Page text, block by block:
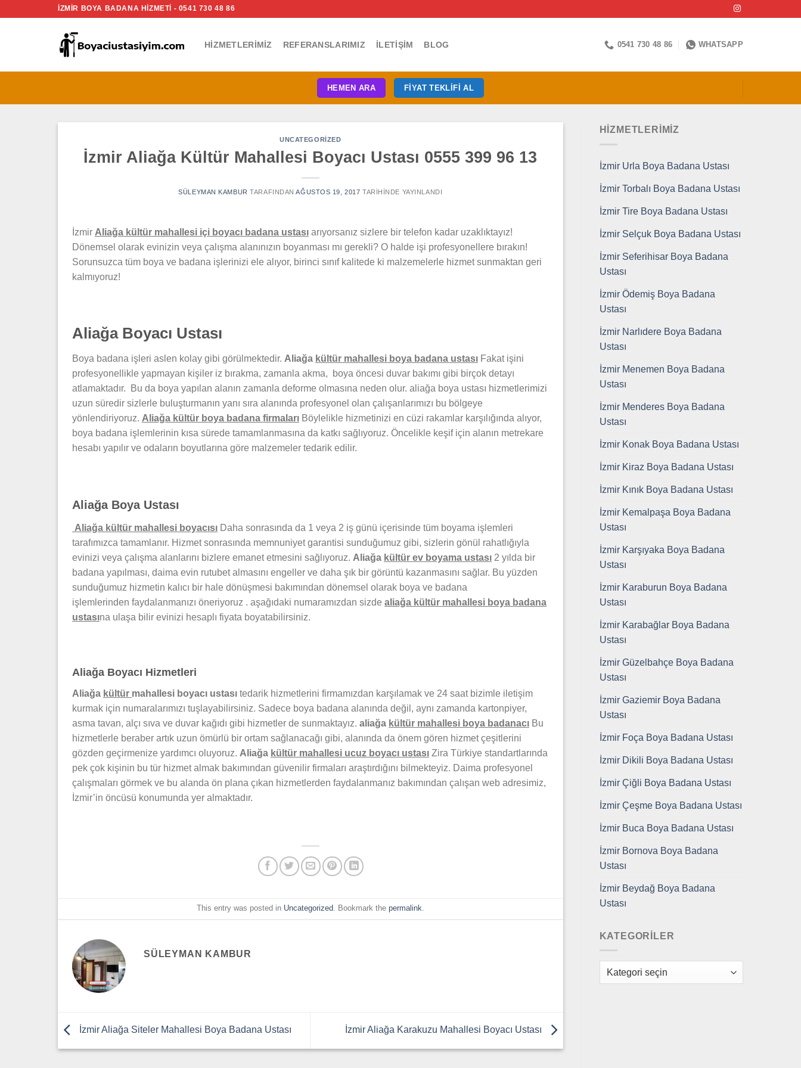
İZMİR BOYA BADANA HİZMETİ - 0541 730 48 86
HIZMETLERIMIZ REFERANSLARIMIZ İLETIŞIM BLOG 0541 730 48 86 WHATSAPP
HEMEN ARA FIYAT TEKLIFI AL
UNCATEGORIZED
İzmir Aliağa Kültür Mahallesi Boyacı Ustası 0555 399 96 13
SÜLEYMAN KAMBUR TARAFINDAN AĞUSTOS 19, 2017 TARIHINDE YAYINLANDI
İzmir Aliağa kültür mahallesi içi boyacı badana ustası arıyorsanız sizlere bir telefon kadar uzaklıktayız!
Dönemsel olarak evinizin veya çalışma alanınızın boyanması mı gerekli? O halde işi profesyonellere bırakın!
Sorunsuzca tüm boya ve badana işlerinizi ele alıyor, birinci sınıf kalitede ki malzemelerle hizmet sunmaktan geri
kalmıyoruz!
Aliağa Boyacı Ustası
Boya badana işleri aslen kolay gibi görülmektedir. Aliağa kültür mahallesi boya badana ustası Fakat işini
profesyonellikle yapmayan kişiler iz bırakma, zamanla akma, boya öncesi duvar bakımı gibi birçok detayı
atlamaktadır. Bu da boya yapılan alanın zamanla deforme olmasına neden olur. aliağa boya ustası hizmetlerimizi
uzun süredir sizlerle buluşturmanın yanı sıra alanında profesyonel olan çalışanlarımızı bu bölgeye
yönlendiriyoruz. Aliağa kültür boya badana firmaları Böylelikle hizmetinizi en cüzi rakamlar karşılığında alıyor,
boya badana işlemlerinin kısa sürede tamamlanmasına da katkı sağlıyoruz. Öncelikle keşif için alanın metrekare
hesabı yapılır ve odaların boyutlarına göre malzemeler tedarik edilir.
Aliağa Boya Ustası
Aliağa kültür mahallesi boyacısı Daha sonrasında da 1 veya 2 iş günü içerisinde tüm boyama işlemleri
tarafımızca tamamlanır. Hizmet sonrasında memnuniyet garantisi sunduğumuz gibi, sizlerin gönül rahatlığıyla
evinizi veya çalışma alanlarını bizlere emanet etmesini sağlıyoruz. Aliağa kültür ev boyama ustası 2 yılda bir
badana yapılması, daima evin rutubet almasını engeller ve daha şık bir görüntü kazanmasını sağlar. Bu yüzden
sunduğumuz hizmetin kalıcı bir hale dönüşmesi bakımından dönemsel olarak boya ve badana
işlemlerinden faydalanmanızı öneriyoruz . aşağıdaki numaramızdan sizde aliağa kültür mahallesi boya badana
ustasına ulaşa bilir evinizi hesaplı fiyata boyatabilirsiniz.
Aliağa Boyacı Hizmetleri
Aliağa kültür mahallesi boyacı ustası tedarik hizmetlerini firmamızdan karşılamak ve 24 saat bizimle iletişim
kurmak için numaralarımızı tuşlayabilirsiniz. Sadece boya badana alanında değil, aynı zamanda kartonpiyer,
asma tavan, alçı sıva ve duvar kağıdı gibi hizmetler de sunmaktayız. aliağa kültür mahallesi boya badanacı Bu
hizmetlerle beraber artık uzun ömürlü bir ortam sağlanacağı gibi, alanında da önem gören hizmet çeşitlerini
gözden geçirmenize yardımcı oluyoruz. Aliağa kültür mahallesi ucuz boyacı ustası Zira Türkiye standartlarında
pek çok kişinin bu tür hizmet almak bakımından güvenilir firmaları araştırdığını bilmekteyiz. Daima profesyonel
çalışmaları görmek ve bu alanda ön plana çıkan hizmetlerden faydalanmanız bakımından çalışan web adresimiz,
İzmir’in öncüsü konumunda yer almaktadır.
This entry was posted in Uncategorized. Bookmark the permalink.
SÜLEYMAN KAMBUR
İzmir Aliağa Siteler Mahallesi Boya Badana Ustası İzmir Aliağa Karakuzu Mahallesi Boyacı Ustası
HİZMETLERİMİZ
İzmir Urla Boya Badana Ustası
İzmir Torbalı Boya Badana Ustası
İzmir Tire Boya Badana Ustası
İzmir Selçuk Boya Badana Ustası
İzmir Seferihisar Boya Badana
Ustası
İzmir Ödemiş Boya Badana
Ustası
İzmir Narlıdere Boya Badana
Ustası
İzmir Menemen Boya Badana
Ustası
İzmir Menderes Boya Badana
Ustası
İzmir Konak Boya Badana Ustası
İzmir Kiraz Boya Badana Ustası
İzmir Kınık Boya Badana Ustası
İzmir Kemalpaşa Boya Badana
Ustası
İzmir Karşıyaka Boya Badana
Ustası
İzmir Karaburun Boya Badana
Ustası
İzmir Karabağlar Boya Badana
Ustası
İzmir Güzelbahçe Boya Badana
Ustası
İzmir Gaziemir Boya Badana
Ustası
İzmir Foça Boya Badana Ustası
İzmir Dikili Boya Badana Ustası
İzmir Çiğli Boya Badana Ustası
İzmir Çeşme Boya Badana Ustası
İzmir Buca Boya Badana Ustası
İzmir Bornova Boya Badana
Ustası
İzmir Beydağ Boya Badana
Ustası
KATEGORILER
Kategoriler